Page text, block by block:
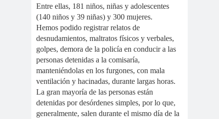
#Colegiodeperiodistas
#Destacado #Importante
#Noticias #Elecciones
#CandidaturasConsejoNacional
#Colegiodeperiodistas
#Destacado #Importante
#Noticias #Elecciones
#Colegiodeperiodistas
#Eleccion
#Elecciones2
Entre ellas, 181 niños, niñas y adolescentes
(140 niños y 39 niñas) y 300 mujeres.
Hemos podido registrar relatos de
desnudamientos, maltratos físicos y verbales,
golpes, demora de la policía en conducir a las
personas detenidas a la comisaría,
manteniéndolas en los furgones, con mala
ventilación y hacinadas, durante largas horas.
La gran mayoría de las personas están
detenidas por desórdenes simples, por lo que,
generalmente, salen durante el mismo día de la